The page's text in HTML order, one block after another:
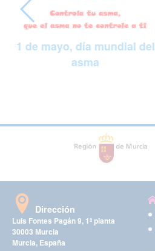
1 de mayo, día mundial del
asma
Dirección
Luis Fontes Pagán 9, 1ª planta
30003 Murcia
Murcia, España